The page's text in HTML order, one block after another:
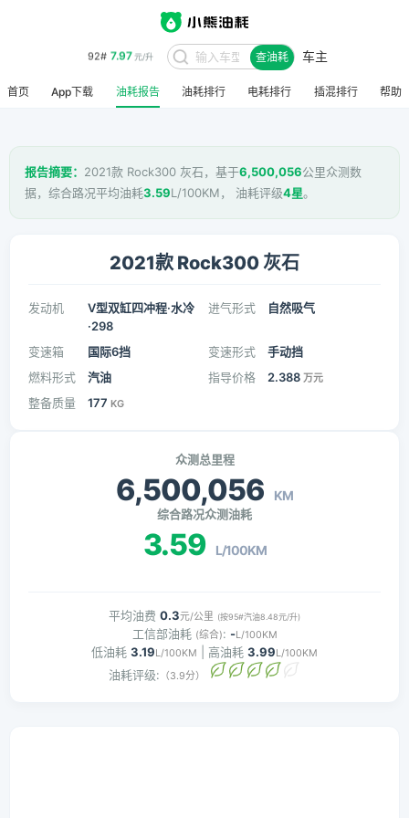
95# 8.48 元/升 查油耗 车主
首页 App下载 油耗报告 油耗排行 电耗排行 插混排行 帮助
报告摘要： 2021款 Rock300 灰石，基于6,500,056公里众测数
据，综合路况平均油耗3.59L/100KM， 油耗评级4星。
2021款 Rock300 灰石
发动机
V型双缸四冲程·水冷
·298
进气形式 自然吸气
变速箱 国际6挡 变速形式
手动挡
燃料形式
汽油 指导价格 2.388 万元
整备质量 177 KG
众测总里程
6,500,056 KM
综合路况众测油耗
3.59 L/100KM
平均油费 0.3元/公里 (按95#汽油8.48元/升)
工信部油耗 (综合): -L/100KM
低油耗 3.19L/100KM | 高油耗 3.99L/100KM
油耗评级: （3.9分）